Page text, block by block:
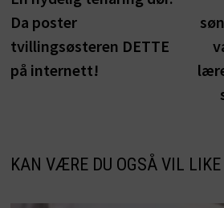
Da poster
tvillingsøsteren DETTE
på internett!
KAN VÆRE DU OGSÅ VIL LIKE